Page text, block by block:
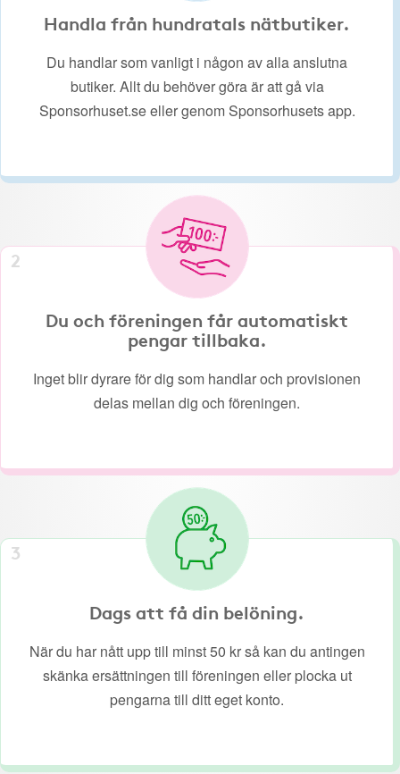
Handla från hundratals nätbutiker.
Du handlar som vanligt i någon av alla anslutna
butiker. Allt du behöver göra är att gå via
Sponsorhuset.se eller genom Sponsorhusets app.
2
Du och föreningen får automatiskt
pengar tillbaka.
Inget blir dyrare för dig som handlar och provisionen
delas mellan dig och föreningen.
3
Dags att få din belöning.
När du har nått upp till minst 50 kr så kan du antingen
skänka ersättningen till föreningen eller plocka ut
pengarna till ditt eget konto.